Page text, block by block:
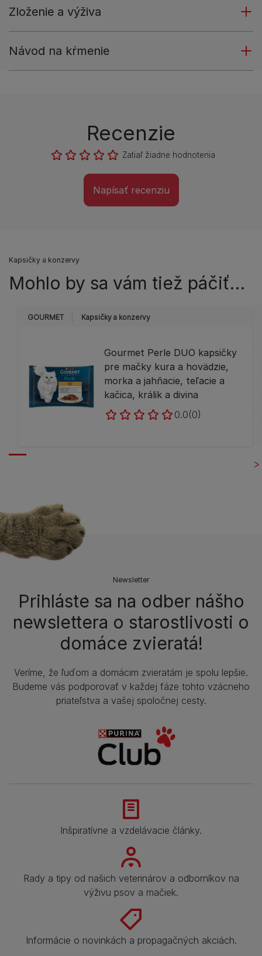
Zloženie a výživa
Návod na kŕmenie
Recenzie
Zatiaľ žiadne hodnotenia
Napísať recenziu
Kapsičky a konzervy
Mohlo by sa vám tiež páčiť…
GOURMET Kapsičky a konzervy
Gourmet Perle DUO kapsičky
pre mačky kura a hovädzie,
morka a jahňacie, teľacie a
kačica, králik a divina
0.0(0)
Newsletter
Prihláste sa na odber nášho
newslettera o starostlivosti o
domáce zvieratá!
Veríme, že ľuďom a domácim zvieratám je spolu lepšie.
Budeme vás podporovať v každej fáze tohto vzácneho
priateľstva a vašej spoločnej cesty.
Inšpiratívne a vzdelávacie články.
Rady a tipy od našich veterinárov a odborníkov na
výživu psov a mačiek.
Informácie o novinkách a propagačných akciách.